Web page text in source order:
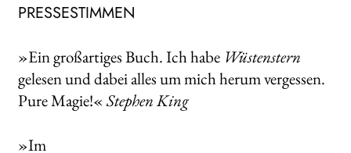
PRESSESTIMMEN
»Ein großartiges Buch. Ich habe Wüstenstern
gelesen und dabei alles um mich herum vergessen.
Pure Magie!«Stephen King
»Im